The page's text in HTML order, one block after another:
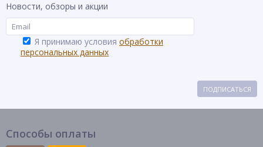
Новости, обзоры и акции
Я принимаю условия обработки
персональных данных
ПОДПИСАТЬСЯ
Способы оплаты